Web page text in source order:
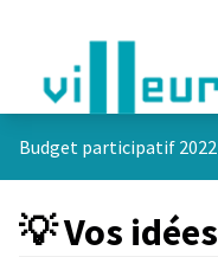
Budget participatif 2022
💡 Vos idées